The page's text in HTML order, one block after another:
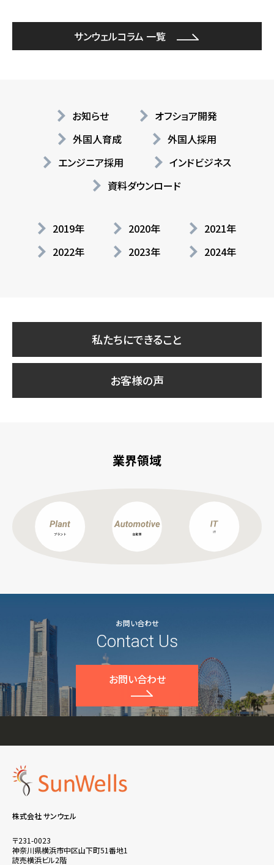
サンウェルコラム 一覧
お知らせ
オフショア開発
外国人育成
外国人採用
エンジニア採用
インドビジネス
資料ダウンロード
2019年 2020年
2021年
2022年
2023年 2024年
私たちにできること
お客様の声
業界領域
お問い合わせ
Contact Us
お問い合わせ
株式会社 サンウェル
〒231-0023
神奈川県横浜市中区山下町51番地1
読売横浜ビル2階